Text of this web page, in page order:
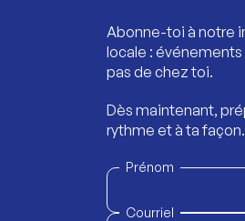
Abonne-toi à notre
locale :
pas de chez toi.
Dès maintenant,
rythme et à ta façon.
Prénom
Courriel